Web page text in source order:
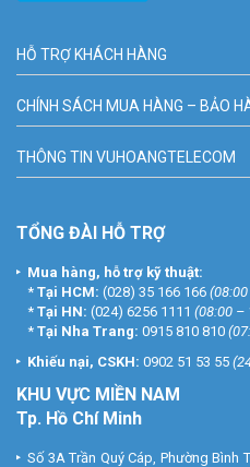
HỖ TRỢ KHÁCH HÀNG
CHÍNH SÁCH MUA HÀNG – BẢO
THÔNG TIN VUHOANGTELECOM
TỔNG ĐÀI HỖ TRỢ
Mua hàng, hỗ trợ kỹ thuật:
* Tại HCM: (028) 35 166 166
* Tại HN: (024) 6256 1111 (08:00 –
* Tại Nha Trang: 0915 810 810
Khiếu nại, CSKH: 0902 51 53 55
KHU VỰC MIỀN NAM
Tp. Hồ Chí Minh
Số 3A Trần Quý Cáp, Phường Bình